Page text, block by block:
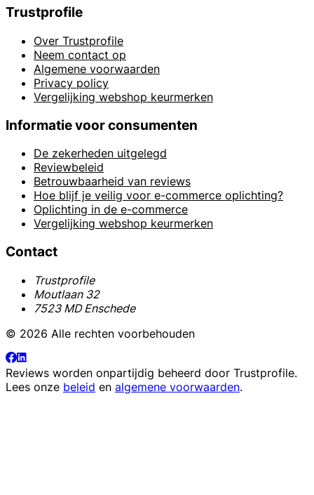
Trustprofile
Over Trustprofile
Neem contact op
Algemene voorwaarden
Privacy policy
Vergelijking webshop keurmerken
Informatie voor consumenten
De zekerheden uitgelegd
Reviewbeleid
Betrouwbaarheid van reviews
Hoe blijf je veilig voor e-commerce oplichting?
Oplichting in de e-commerce
Vergelijking webshop keurmerken
Contact
Trustprofile
Moutlaan 32
7523 MD Enschede
© 2026 Alle rechten voorbehouden
Reviews worden onpartijdig beheerd door Trustprofile.
Lees onze beleid en algemene voorwaarden.